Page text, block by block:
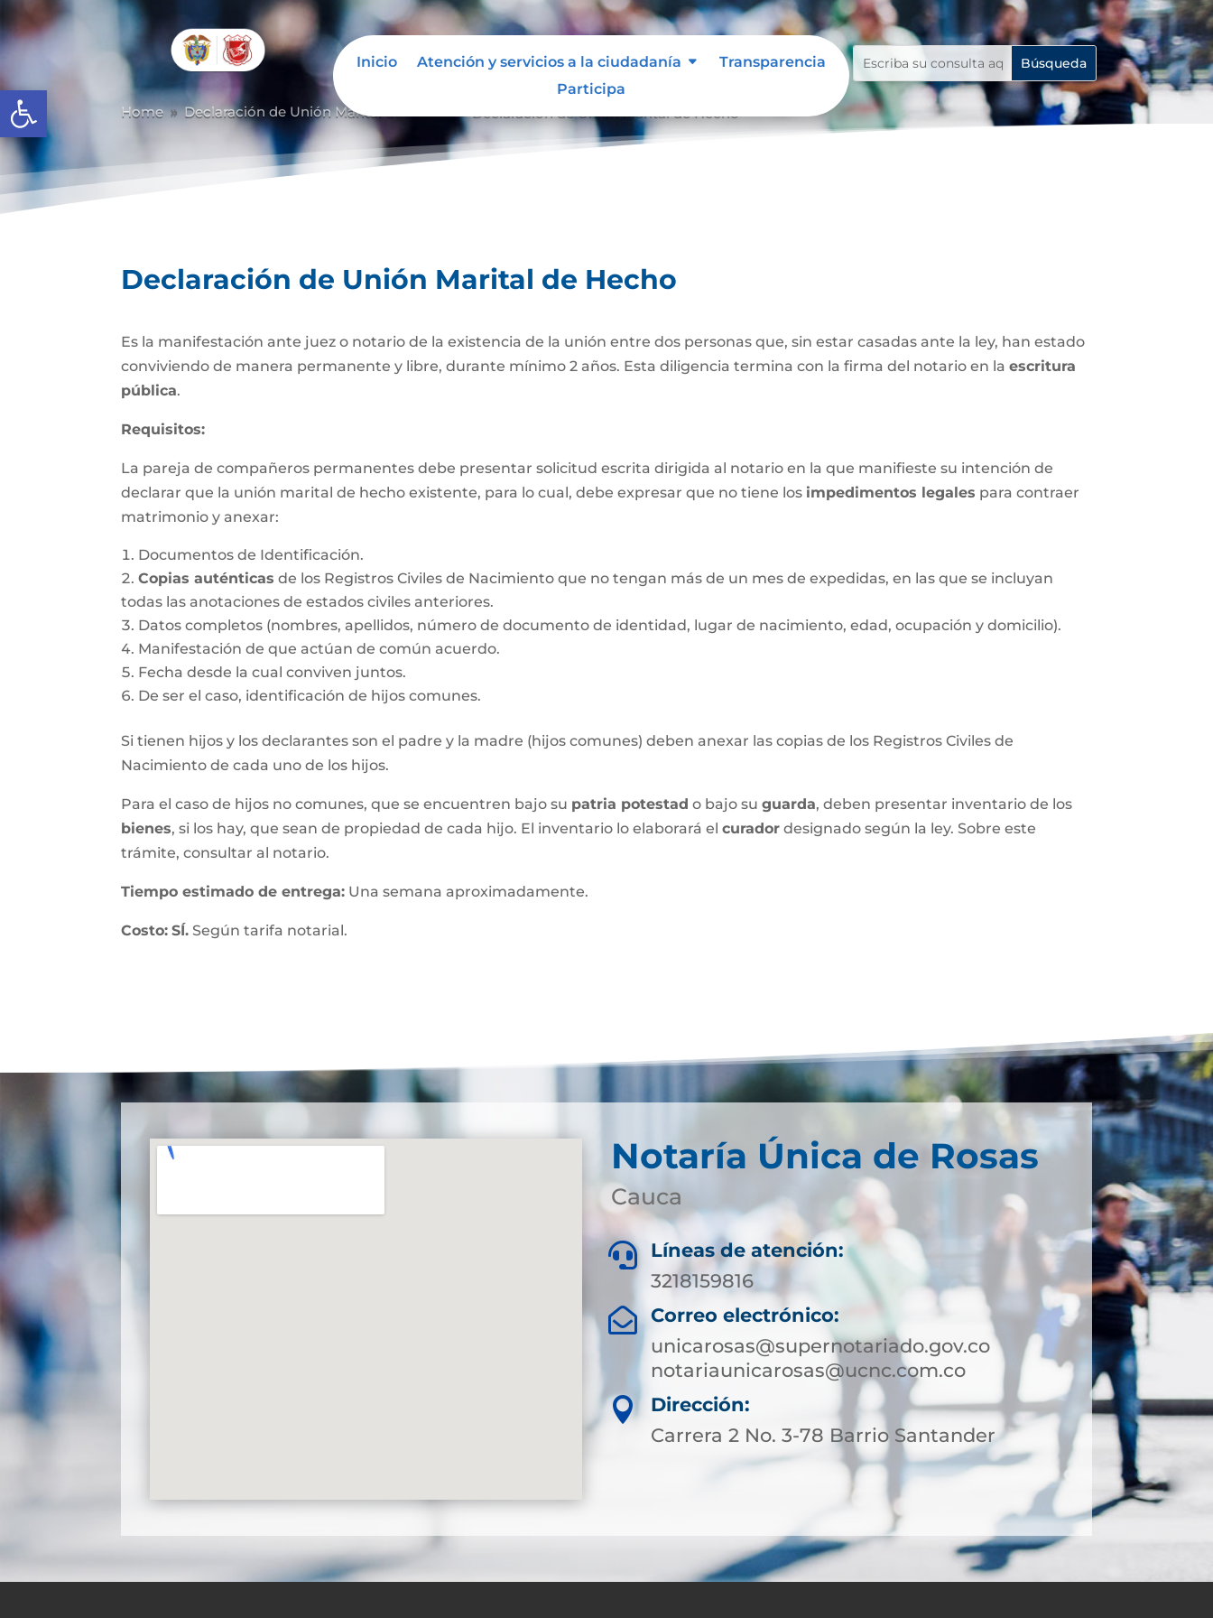
Abrir barra de herramientas
Inicio Atención y servicios a la ciudadanía
Transparencia
Participa
Home 9 Declaración de Unión Marital de Hecho
Declaración de Unión Marital de Hecho
Es la manifestación ante juez o notario de la existencia de la unión entre dos personas que, sin estar casadas ante la ley, han estado
conviviendo de manera permanente y libre, durante mínimo 2 años. Esta diligencia termina con la firma del notario en laescritura
pública.
Requisitos:
La pareja de compañeros permanentes debe presentar solicitud escrita dirigida al notario en la que manifieste su intención de
declarar que la unión marital de hecho existente, para lo cual, debe expresar que no tiene los impedimentos legales para contraer
matrimonio y anexar:
Documentos de Identificación.
Copias auténticas de los Registros Civiles de Nacimiento que no tengan más de un mes de expedidas, en las que se incluyan
todas las anotaciones de estados civiles anteriores.
Datos completos (nombres, apellidos, número de documento de identidad, lugar de nacimiento, edad, ocupación y domicilio).
Manifestación de que actúan de común acuerdo.
Fecha desde la cual conviven juntos.
De ser el caso, identificación de hijos comunes.
Si tienen hijos y los declarantes son el padre y la madre (hijos comunes) deben anexar las copias de los Registros Civiles de
Nacimiento de cada uno de los hijos.
Para el caso de hijos no comunes, que se encuentren bajo su patria potestad o bajo suguarda, deben presentar inventario de los
bienes, si los hay, que sean de propiedad de cada hijo. El inventario lo elaborará elcurador designado según la ley. Sobre este
trámite, consultar al notario.
Tiempo estimado de entrega: Una semana aproximadamente.
Costo: SÍ. Según tarifa notarial.
Notaría Única de Rosas
Cauca

Líneas de atención:
3218159816
 Correo electrónico:
unicarosas@supernotariado.gov.co
notariaunicarosas@ucnc.com.co

Dirección:
Carrera 2 No. 3-78 Barrio Santander